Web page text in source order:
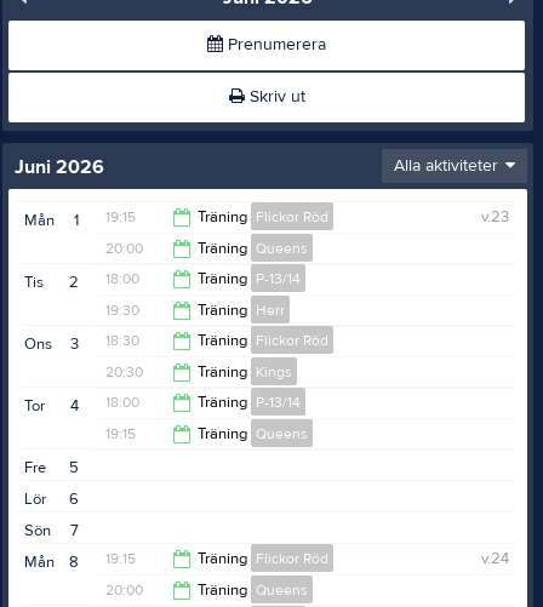
Prenumerera
Skriv ut
Juni 2026 Alla aktiviteter
1
Mån v.23
19:15 Träning Flickor Röd
20:30
20:00 Träning Queens
21:15
2
Tis 18:00 Träning P-13/14
19:15
19:30 Träning Herr
21:00
3
Ons 18:30 Träning Flickor Röd
19:30
20:30 Träning Kings
21:45
4
Tor 18:00 Träning P-13/14
19:15 Träning Queens
5
Fre
6
Lör
7
Sön
8
Mån v.24
19:15 Träning Flickor Röd
20:00 Träning Queens